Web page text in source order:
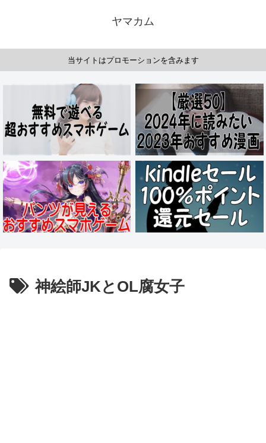
ヤマカム
当サイトはプロモーションを含みます
神絵師JKとOL腐女子